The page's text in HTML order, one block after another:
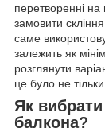
перетворенні
замовити
саме
залежить як
розглянути
це було не
Як
балкона?